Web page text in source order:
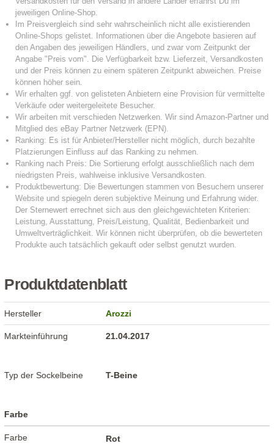
Produktdatenblatt
Hersteller Arozzi
Markteinführung 21.04.2017
Typ der Sockelbeine T-Beine
Farbe
Farbe
Rot